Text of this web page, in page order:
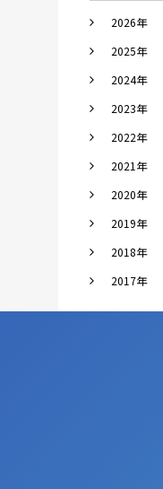
2026年
2025年
2024年
2023年
2022年
2021年
2020年
2019年
2018年
2017年